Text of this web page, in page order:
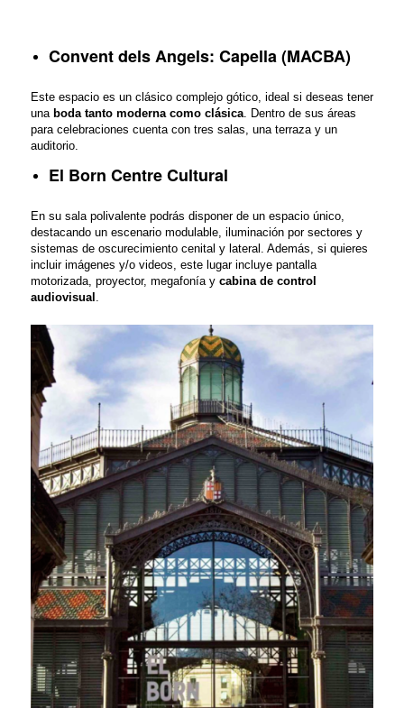
Convent dels Angels: Capella (MACBA)
Este espacio es un clásico complejo gótico, ideal si deseas tener
una boda tanto moderna como clásica. Dentro de sus áreas
para celebraciones cuenta con tres salas, una terraza y un
auditorio.
El Born Centre Cultural
En su sala polivalente podrás disponer de un espacio único,
destacando un escenario modulable, iluminación por sectores y
sistemas de oscurecimiento cenital y lateral. Además, si quieres
incluir imágenes y/o videos, este lugar incluye pantalla
motorizada, proyector, megafonía y cabina de control
audiovisual .